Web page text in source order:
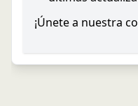
¡Únete a nuestra